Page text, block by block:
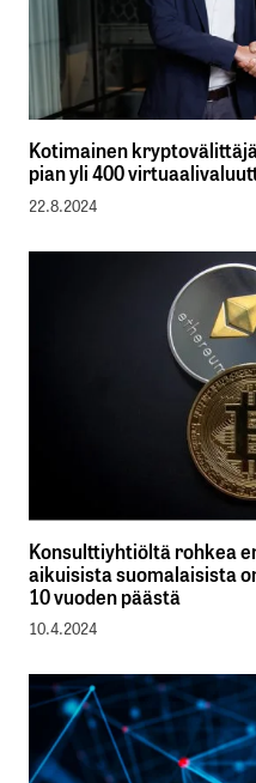
Kotimainen
pian yli 400
22.8.2024
Konsulttiyhtiöltä rohkea
aikuisista suomalaisista
10 vuoden päästä
10.4.2024